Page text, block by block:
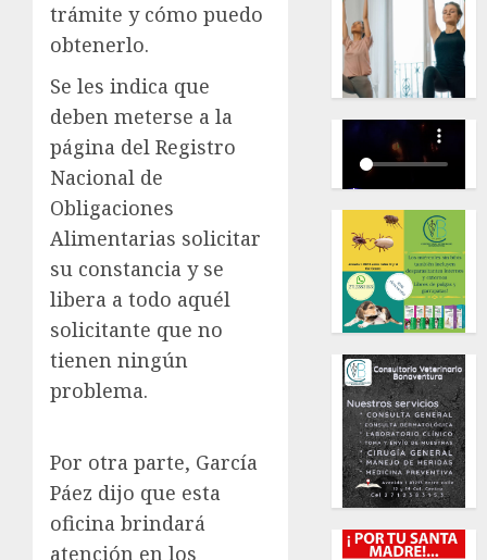
trámite y cómo puedo
obtenerlo.
Se les indica que
deben meterse a la
página del Registro
Nacional de
Obligaciones
Alimentarias solicitar
su constancia y se
libera a todo aquél
solicitante que no
tienen ningún
problema.
Por otra parte, García
Páez dijo que esta
oficina brindará
atención en los